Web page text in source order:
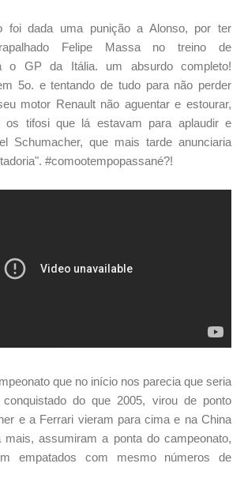
foi dada uma punição a Alonso, por ter
Felipe Massa no treino de
o GP da Itália. um absurdo completo!
5o. e tentando de tudo para não perder
motor Renault não aguentar e estourar,
os tifosi que lá estavam para aplaudir e
Schumacher, que mais tarde anunciaria
#comootempopassané?!
que no início nos parecia que seria
do que 2005, virou de ponto
e a Ferrari vieram para cima e na China
assumiram a ponta do campeonato,
empatados com mesmo números de